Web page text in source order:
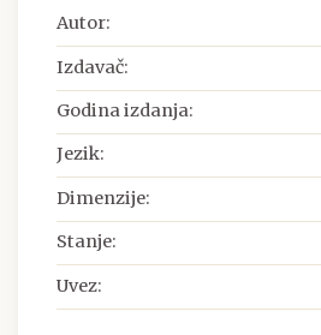
Autor:
Izdavač:
Godina izdanja:
Jezik:
Dimenzije:
Stanje:
Uvez: